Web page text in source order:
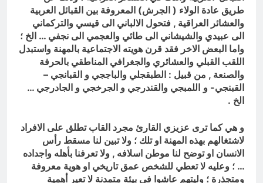
طريق عادة الولاء ( الجرش) المعروفة بين القبائل العربية
والعشائر العراقية , فتحول الالباني الى قيسي والتركماني
الى عبيدي والشيشاني الى طائي والعجمي الى نجفي … الخ ؛
واما البعض الاخر فقد قرن هويته الاجتماعية بالمهنة واستبدل
اللقب القبلي والعشائري والجغرافي المناطقي بالحرفة
والصنعة , من قبيل : الطبقجلي والباججي و القبانجي –
القبنجي- و اللمبجي والقندرجي و الجرخجي و الجادرجي …
الخ .
و هي كما ترى عزيزي القارئ مجرد القاب تطلق على الافراد
لاشتغالهم بهذه المهنة او تلك ؛ ولا تبين لنا مسقط رأس
الانسان او توضح لنا موطن اسلافه , ولا تعرفنا بأهله واجداده
… ؛ وعليه لا تعطي للشخص عمق تاريخي او هوية معروفة
ومتجذرة ؛ وليتهم عاشوا في بيئة متمدنة لا تعير أهمية